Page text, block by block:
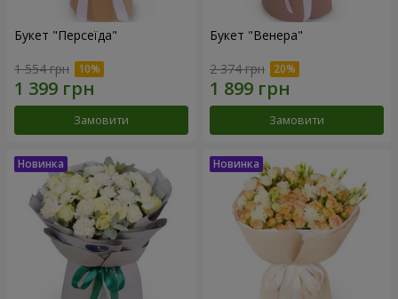
Букет "Персеїда"
1 554 грн
Замовити
Букет "Венера"
2 374 грн
Замовити